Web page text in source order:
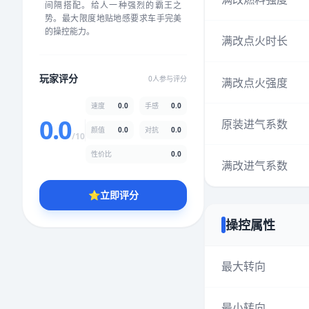
间隔搭配。给人一种强烈的霸王之
势。最大限度地贴地感要求车手完美
的操控能力。
玩家评分 0人参与评分
0.0/10
速度 0.0 手感 0.0
颜值 0.0 对抗 0.0
性价比 0.0
⭐立即评分
满改点火时长
满改点火强度
原装进气系数
满改进气系数
操控属性
最大转向
★★★★★★★★★
★★★★
性价比 5.0分
★★★ ★★
* 综合评分为玩家评分结果，速度占比0%，手感占比0%，对抗占比
0%，性价比占比0%，颜值占比0%